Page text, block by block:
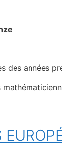
des années